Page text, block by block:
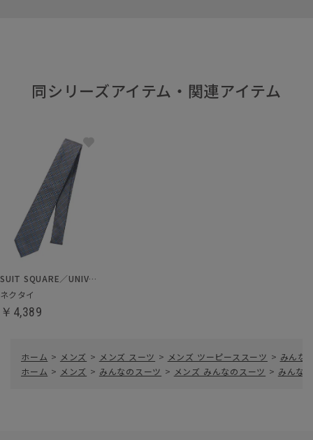
同シリーズアイテム・関連アイテム
SUIT SQUARE／UNIVERSAL LANGUAGE
ネクタイ
￥4,389
ホーム > メンズ > メンズ スーツ > メンズ ツーピーススーツ > みんな
ホーム > メンズ > みんなのスーツ > メンズ みんなのスーツ > みんな